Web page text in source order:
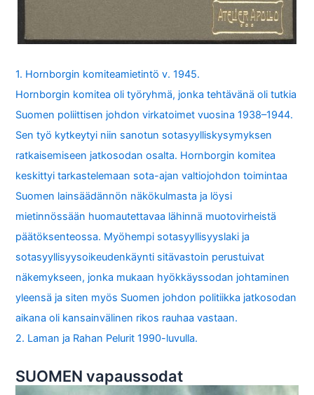
1. Hornborgin komiteamietintö v. 1945.
Hornborgin komitea oli työryhmä, jonka tehtävänä oli tutkia
Suomen poliittisen johdon virkatoimet vuosina 1938–1944.
Sen työ kytkeytyi niin sanotun sotasyylliskysymyksen
ratkaisemiseen jatkosodan osalta. Hornborgin komitea
keskittyi tarkastelemaan sota-ajan valtiojohdon toimintaa
Suomen lainsäädännön näkökulmasta ja löysi
mietinnössään huomautettavaa lähinnä muotovirheistä
päätöksenteossa. Myöhempi sotasyyllisyyslaki ja
sotasyyllisyysoikeudenkäynti sitävastoin perustuivat
näkemykseen, jonka mukaan hyökkäyssodan johtaminen
yleensä ja siten myös Suomen johdon politiikka jatkosodan
aikana oli kansainvälinen rikos rauhaa vastaan.
2. Laman ja Rahan Pelurit 1990-luvulla.
SUOMEN vapaussodat